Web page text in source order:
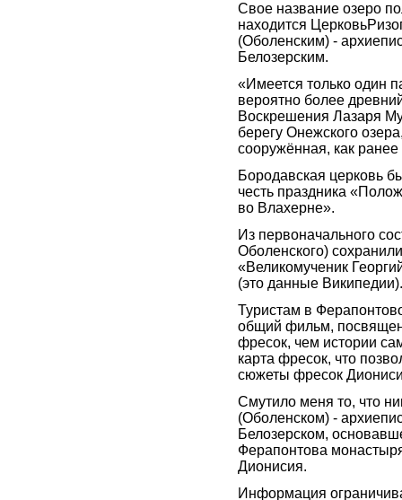
Свое название озеро
находится
(Оболенским) -
Белозерским.
«Имеется только один
вероятно более
Воскрешения Лазаря
берегу Онежского
сооружённая, как ранее
Бородавская церковь
честь праздника
во Влахерне».
Из первоначального
Оболенского)
«Великомученик
(это данные Википедии).
Туристам в
общий фильм,
фресок, чем истории
карта фресок, что
сюжеты фресок
Смутило меня то, что
(Оболенском) -
Белозерском,
Ферапонтова
Дионисия.
Информация